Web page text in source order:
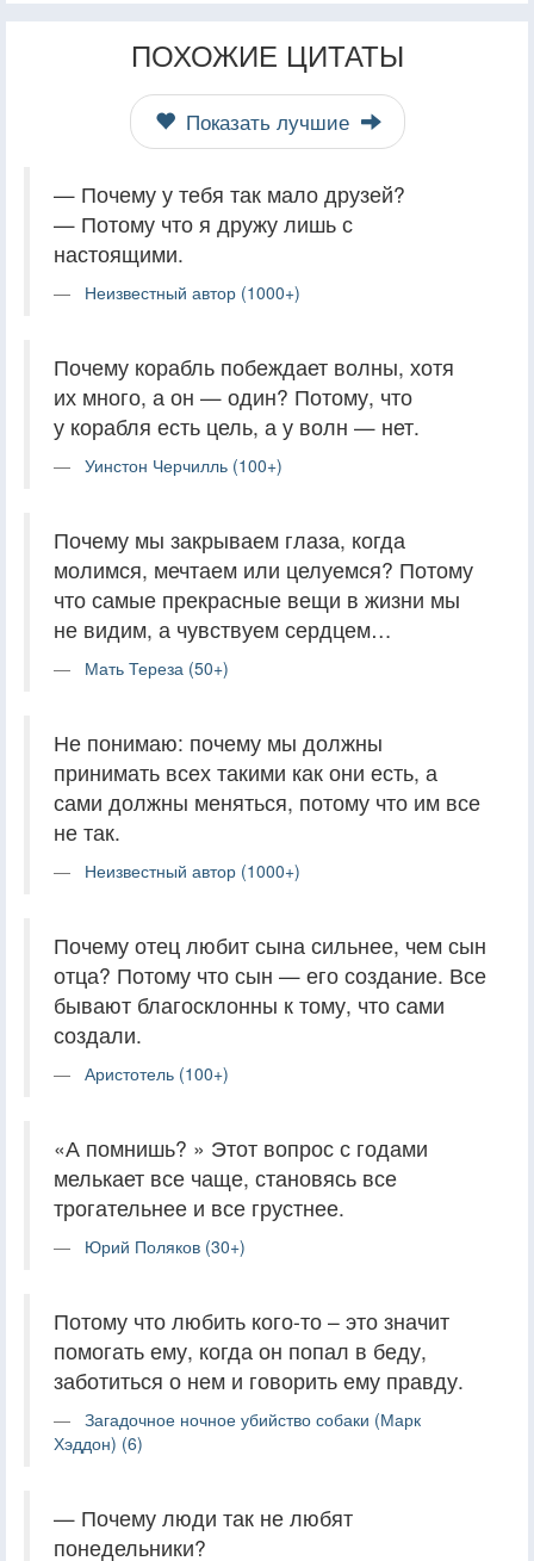
ПОХОЖИЕ ЦИТАТЫ
Показать лучшие
— Почему у тебя так мало друзей?
— Потому что я дружу лишь с
настоящими.
Неизвестный автор (1000+)
Почему корабль побеждает волны, хотя
их много, а он — один? Потому, что
у корабля есть цель, а у волн — нет.
Уинстон Черчилль (100+)
Почему мы закрываем глаза, когда
молимся, мечтаем или целуемся? Потому
что самые прекрасные вещи в жизни мы
не видим, а чувствуем сердцем…
Мать Тереза (50+)
Не понимаю: почему мы должны
принимать всех такими как они есть, а
сами должны меняться, потому что им все
не так.
Неизвестный автор (1000+)
Почему отец любит сына сильнее, чем сын
отца? Потому что сын — его создание. Все
бывают благосклонны к тому, что сами
создали.
Аристотель (100+)
«А помнишь? » Этот вопрос с годами
мелькает все чаще, становясь все
трогательнее и все грустнее.
Юрий Поляков (30+)
Потому что любить кого-то – это значит
помогать ему, когда он попал в беду,
заботиться о нем и говорить ему правду.
Загадочное ночное убийство собаки (Марк
Хэддон) (6)
— Почему люди так не любят
понедельники?